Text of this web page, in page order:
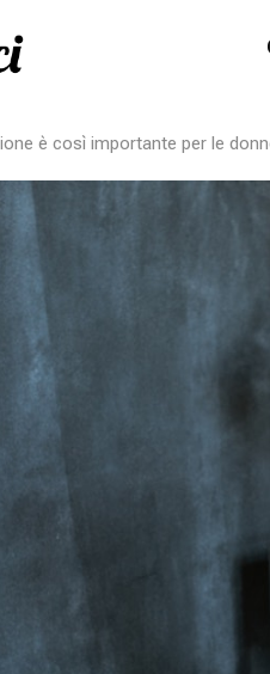
è così importante per le